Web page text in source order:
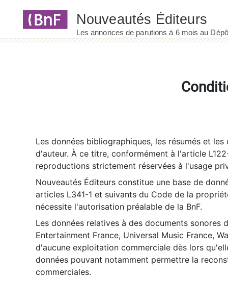
Les données bibliographiques, les résumés et
d'auteur. À ce titre, conformément à l'article
reproductions strictement réservées à l'usage
Nouveautés Éditeurs constitue une base de
articles L341-1 et suivants du Code de la
nécessite l'autorisation préalable de la BnF.
Les données relatives à des documents sonores
Entertainment France, Universal Music France,
d'aucune exploitation commerciale dès lors
données pouvant notamment permettre la
commerciales.